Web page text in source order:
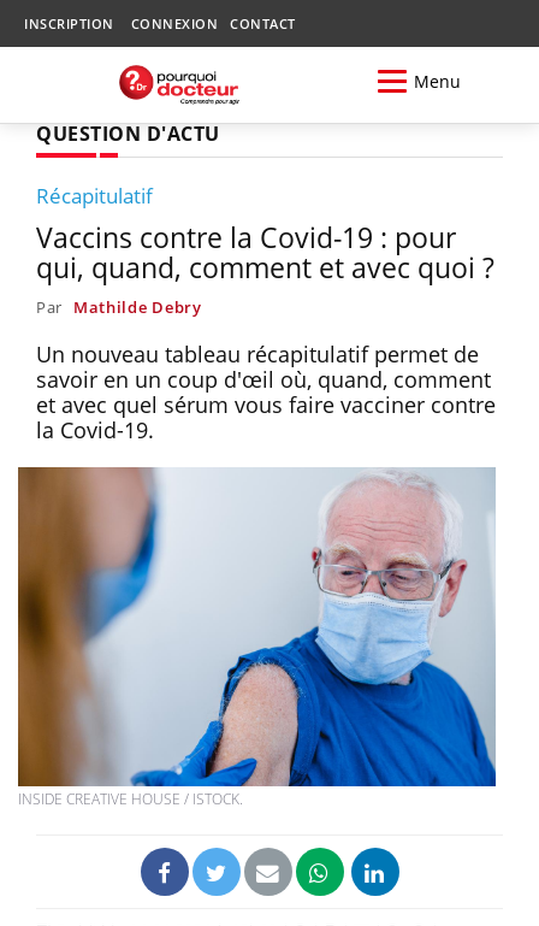
INSCRIPTION CONNEXION CONTACT
Menu
QUESTION D'ACTU
Récapitulatif
Vaccins contre la Covid-19 : pour
qui, quand, comment et avec quoi ?
Par Mathilde Debry
Un nouveau tableau récapitulatif permet de
savoir en un coup d'œil où, quand, comment
et avec quel sérum vous faire vacciner contre
la Covid-19.
INSIDE CREATIVE HOUSE / ISTOCK.